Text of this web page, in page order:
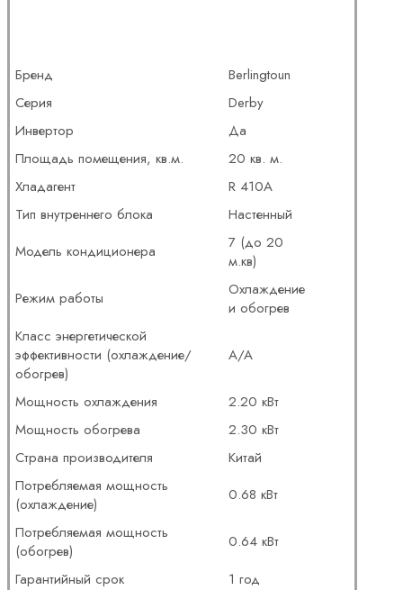
Бренд
Berlingtoun
Серия
Derby
Инвертор
Да
Площадь помещения, кв.м.
20 кв. м.
Хладагент
R 410A
Тип внутреннего блока
Настенный
Модель кондиционера
7 (до 20
м.кв)
Режим работы
Охлаждение
и обогрев
Класс энергетической
эффективности (охлаждение/
обогрев)
A/A
Мощность охлаждения
2.20 кВт
Мощность обогрева
2.30 кВт
Страна производителя
Китай
Потребляемая мощность
(охлаждение)
0.68 кВт
Потребляемая мощность
(обогрев)
0.64 кВт
Гарантийный срок
1 год